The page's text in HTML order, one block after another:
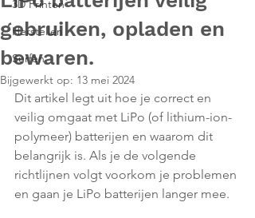
3D Printen
Herstellen
Surfen
gebruiken, opladen en
bewaren.
Bijgewerkt op: 13 mei 2024
Dit artikel legt uit hoe je correct en
veilig omgaat met LiPo (of lithium-ion-
polymeer) batterijen en waarom dit
belangrijk is. Als je de volgende
richtlijnen volgt voorkom je problemen
en gaan je LiPo batterijen langer mee.